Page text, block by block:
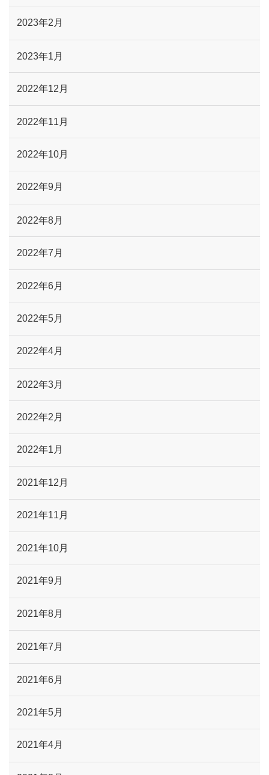
2023年2月
2023年1月
2022年12月
2022年11月
2022年10月
2022年9月
2022年8月
2022年7月
2022年6月
2022年5月
2022年4月
2022年3月
2022年2月
2022年1月
2021年12月
2021年11月
2021年10月
2021年9月
2021年8月
2021年7月
2021年6月
2021年5月
2021年4月